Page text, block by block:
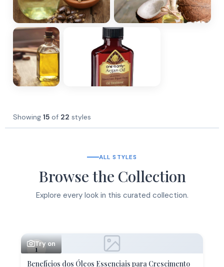
Showing 15 of 22 styles
ALL STYLES
Browse the Collection
Explore every look in this curated collection.
1
Try on
Benefícios dos Óleos Essenciais para Crescimento